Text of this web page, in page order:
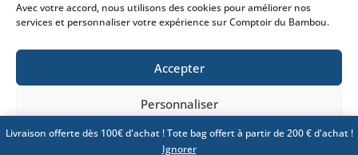
Avec votre accord, nous utilisons des cookies pour améliorer nos
services et personnaliser votre expérience sur Comptoir du Bambou.
Accepter
Personnaliser
Politique de confidentialitéCGV
Livraison offerte dès 100€ d'achat ! Tote bag offert à partir de 200 € d'achat !
Ignorer
© 2026 Comptoir du Bambou. Premium Organic Atelier.